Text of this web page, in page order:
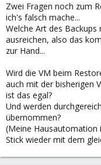
Zwei Fragen noch zum
ich's falsch mache...
Welche Art des
ausreichen, also das
zur Hand...
Wird die VM beim
auch mit der bisherigen
ist das egal?
Und werden
übernommen?
(Meine Hausautomation
Stick wieder mit dem